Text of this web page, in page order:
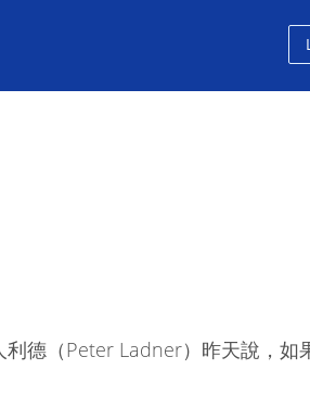
利德（Peter Ladner）昨天說，如